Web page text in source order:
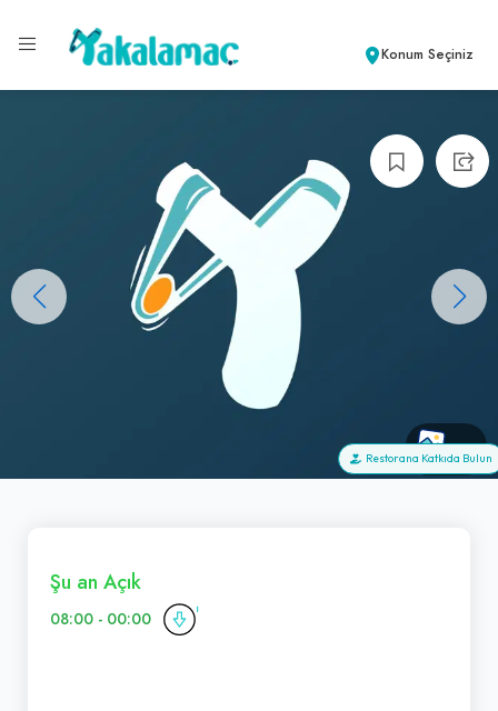
Konum Seçiniz
+0
Restorana Katkıda Bulun
Şu an Açık
08:00 - 00:00